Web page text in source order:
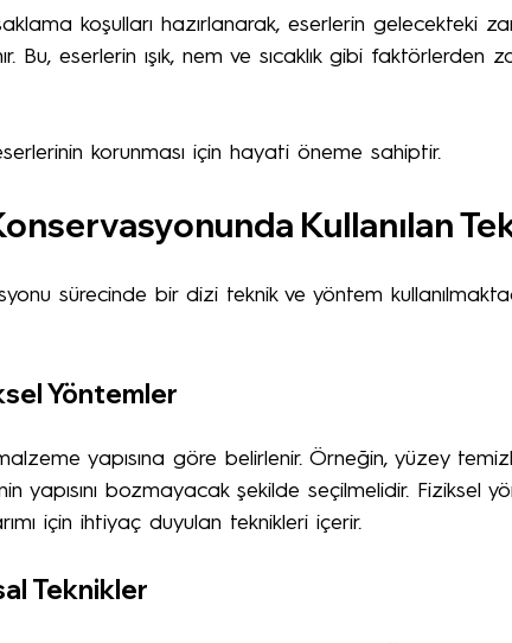
koşulları hazırlanarak, eserlerin gelecekteki
Bu, eserlerin ışık, nem ve sıcaklık gibi faktörlerden
korunması için hayati öneme sahiptir.
Kullanılan
sürecinde bir dizi teknik ve yöntem
Yöntemler
yapısına göre belirlenir. Örneğin, yüzey
yapısını bozmayacak şekilde seçilmelidir. Fiziksel
için ihtiyaç duyulan teknikleri içerir.
Teknikler